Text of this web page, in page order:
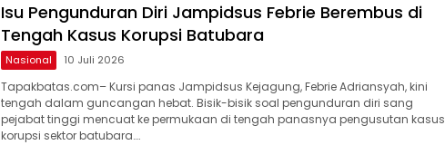
Isu Pengunduran Diri Jampidsus Febrie Berembus di
Tengah Kasus Korupsi Batubara
Nasional 10 Juli 2026
Tapakbatas.com– Kursi panas Jampidsus Kejagung, Febrie Adriansyah, kini
tengah dalam guncangan hebat. Bisik-bisik soal pengunduran diri sang
pejabat tinggi mencuat ke permukaan di tengah panasnya pengusutan kasus
korupsi sektor batubara….